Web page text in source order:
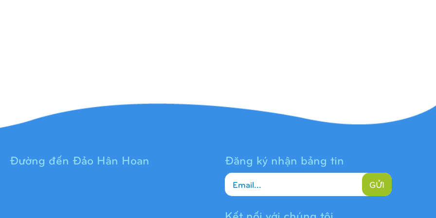
Đường đến Đảo Hân Hoan Đăng ký nhận bảng tin
GỬI